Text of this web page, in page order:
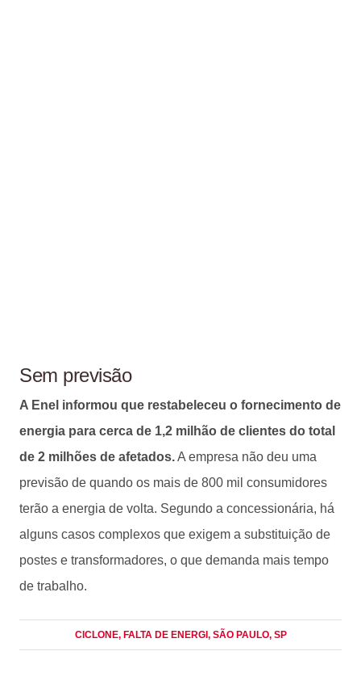
Sem previsão
A Enel informou que restabeleceu o fornecimento de
energia para cerca de 1,2 milhão de clientes do total
de 2 milhões de afetados.A empresa não deu uma
previsão de quando os mais de 800 mil consumidores
terão a energia de volta. Segundo a concessionária, há
alguns casos complexos que exigem a substituição de
postes e transformadores, o que demanda mais tempo
de trabalho.
CICLONE, FALTA DE ENERGI, SÃO PAULO, SP